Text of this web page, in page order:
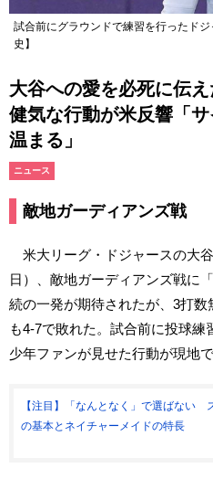
試合前にグラウンドで練習を行ったド
史】
大谷への愛を必死に伝
健気な行動が米反響「
温まる」
ニュース
敵地ガーディアンズ戦
米大リーグ・ドジャースの大
日）、敵地ガーディアンズ戦に
続の一発が期待されたが、3打
も4-7で敗れた。試合前に投球
少年ファンが見せた行動が現地
【注目】「なんとなく」で選ばない
の基本とネイチャーメイドの特長